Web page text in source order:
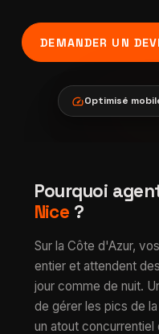
DEMANDER UN
verified
speedOptimisé
Pourquoi
Nice ?
Sur la Côte d'Azur,
entier et attendent
jour comme de nuit.
de gérer les pics de
un atout